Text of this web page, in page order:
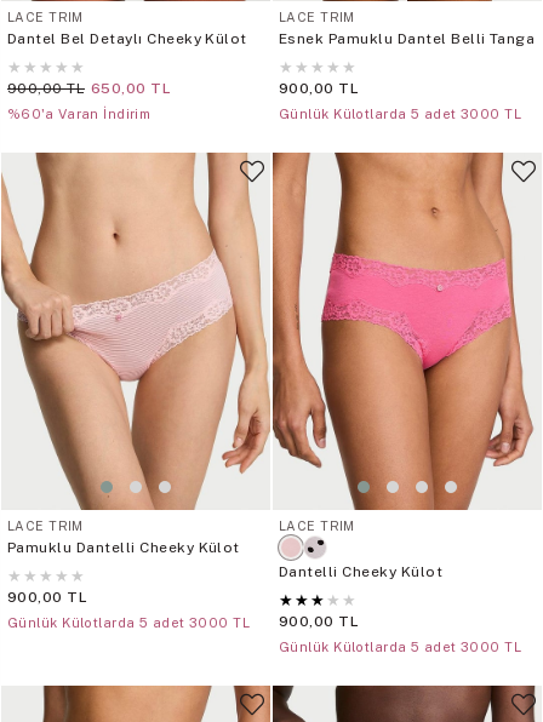
LACE TRIM
Dantel Bel Detaylı Cheeky Külot
★ ★ ★ ★ ★
900,00 TL 650,00 TL
%60'a Varan İndirim
LACE TRIM
Esnek Pamuklu Dantel Belli Tanga
★ ★ ★ ★ ★
900,00 TL
Günlük Külotlarda 5 adet 3000 TL
LACE TRIM
Pamuklu Dantelli Cheeky Külot
★ ★ ★ ★ ★
900,00 TL
Günlük Külotlarda 5 adet 3000 TL
LACE TRIM
Dantelli Cheeky Külot
★ ★ ★ ★ ★
900,00 TL
Günlük Külotlarda 5 adet 3000 TL